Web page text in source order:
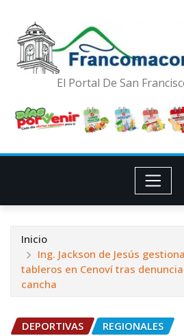
El Portal De San
Inicio
Ing. Jackson de Jesús
tableros en Cenoví tras
cancha
DEPORTIVAS REGIONALES